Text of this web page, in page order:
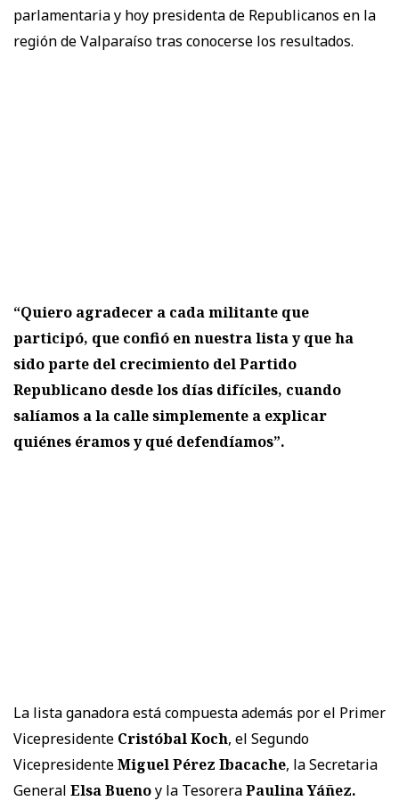
parlamentaria y hoy presidenta de Republicanos en la
región de Valparaíso tras conocerse los resultados.
“Quiero agradecer a cada militante que
participó, que confió en nuestra lista y que ha
sido parte del crecimiento del Partido
Republicano desde los días difíciles, cuando
salíamos a la calle simplemente a explicar
quiénes éramos y qué defendíamos”.
La lista ganadora está compuesta además por el Primer
Vicepresidente Cristóbal Koch, el Segundo
VicepresidenteMiguel Pérez Ibacache, la Secretaria
General Elsa Buenoy la TesoreraPaulina Yáñez.